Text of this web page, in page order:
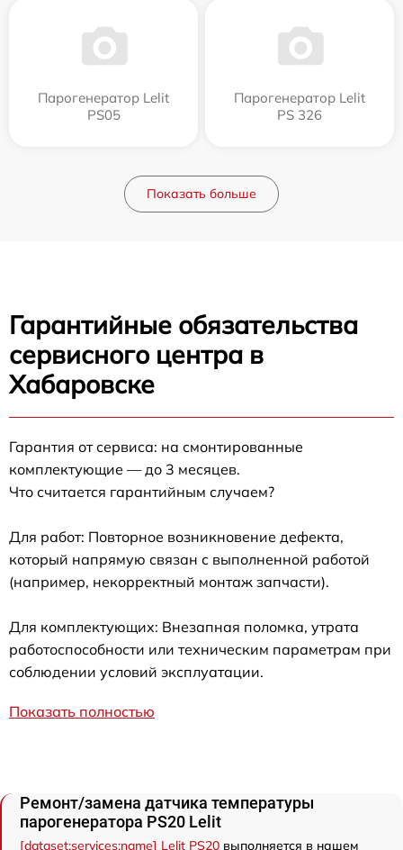
Парогенератор Lelit
PS05
Парогенератор Lelit
PS 326
Показать больше
Гарантийные обязательства
сервисного центра в
Хабаровске
Гарантия от сервиса: на смонтированные
комплектующие — до 3 месяцев.
Что считается гарантийным случаем?
Для работ: Повторное возникновение дефекта,
который напрямую связан с выполненной работой
(например, некорректный монтаж запчасти).
Для комплектующих: Внезапная поломка, утрата
работоспособности или техническим параметрам при
соблюдении условий эксплуатации.
Показать полностью
Ремонт/замена датчика температуры
парогенератора PS20 Lelit
[dataset:services:name] Lelit PS20 выполняется в нашем